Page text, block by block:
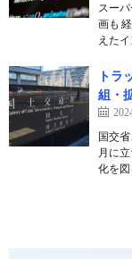
スー
画も
えた
トラ
組・
国交
月に
化を